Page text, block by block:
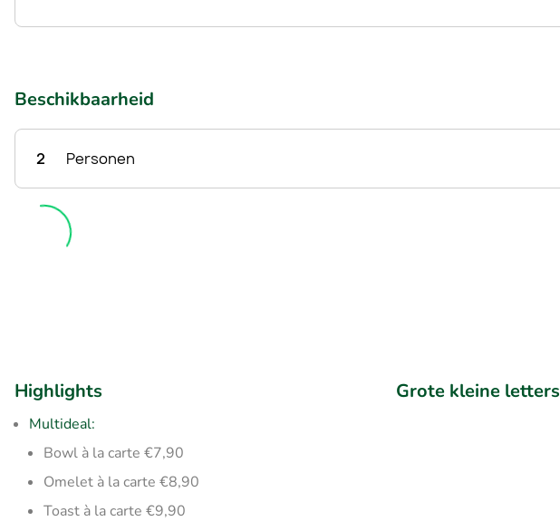
Beschikbaarheid
2 Personen
Highlights
Multideal:
Bowl à la carte €7,90
Omelet à la carte €8,90
Toast à la carte €9,90
Grote kleine letters